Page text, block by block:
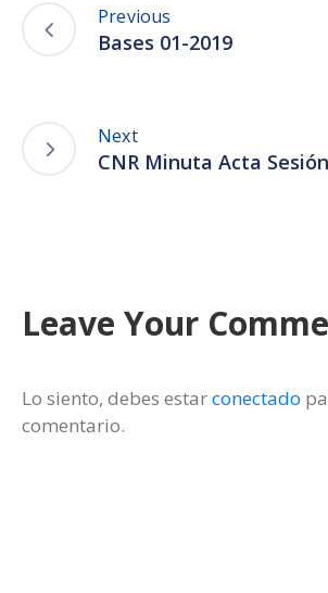
Previous
Bases 01-2019
Next
CNR Minuta Acta
Leave Your
Lo siento, debes estarconectado
comentario.